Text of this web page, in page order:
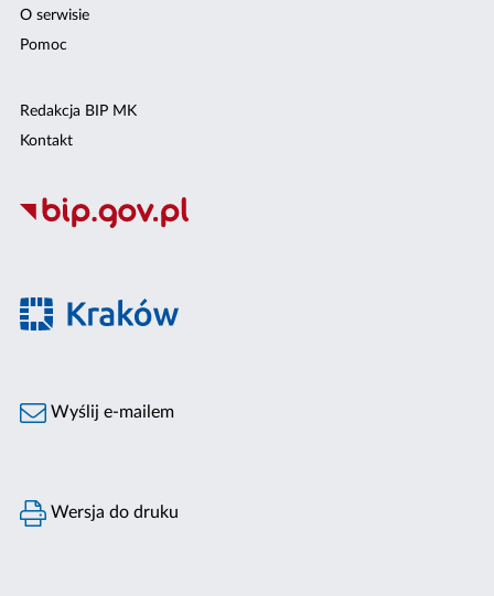
O serwisie
Pomoc
Redakcja BIP MK
Kontakt
Wyślij e-mailem
Wersja do druku